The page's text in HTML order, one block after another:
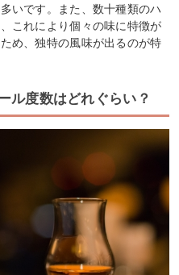
いです。また、数十種類のハ
これにより個々の味に特徴が
め、独特の風味が出るのが特
ル度数はどれぐらい？